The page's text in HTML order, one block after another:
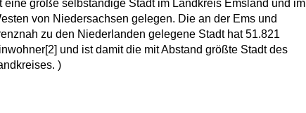
eine große selbständige Stadt im Landkreis Emsland und im
von Niedersachsen gelegen. Die an der Ems und
zu den Niederlanden gelegene Stadt hat 51.821
und ist damit die mit Abstand größte Stadt des
)